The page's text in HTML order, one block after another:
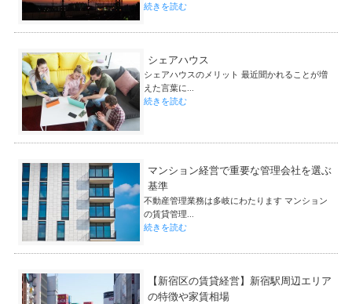
続きを読む
シェアハウス
シェアハウスのメリット 最近聞かれることが増
えた言葉に...
続きを読む
マンション経営で重要な管理会社を選ぶ
基準
不動産管理業務は多岐にわたります マンション
の賃貸管理...
続きを読む
【新宿区の賃貸経営】新宿駅周辺エリア
の特徴や家賃相場